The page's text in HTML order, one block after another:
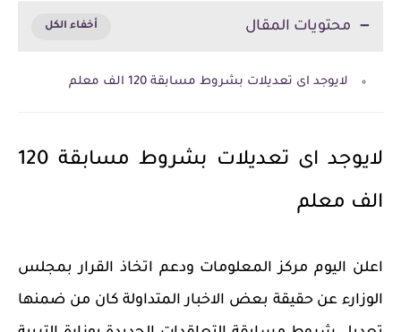
محتويات المقال
لايوجد اى تعديلات بشروط مسابقة 120 الف معلم
لايوجد اى تعديلات بشروط مسابقة 120
الف معلم
اعلن اليوم مركز المعلومات ودعم اتخاذ القرار بمجلس
الوزارء عن حقيقة بعض الاخبار المتداولة كان من ضمنها